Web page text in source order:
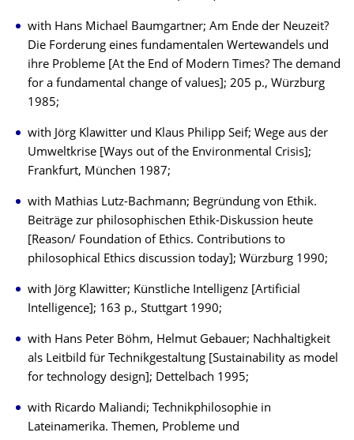
with Hans Michael Baumgartner; Am Ende der Neuzeit?
Die Forderung eines fundamentalen Wertewandels und
ihre Probleme [At the End of Modern Times? The demand
for a fundamental change of values]; 205 p., Würzburg
1985;
with Jörg Klawitter und Klaus Philipp Seif; Wege aus der
Umweltkrise [Ways out of the Environmental Crisis];
Frankfurt, München 1987;
with Mathias Lutz-Bachmann; Begründung von Ethik.
Beiträge zur philosophischen Ethik-Diskussion heute
[Reason/ Foundation of Ethics. Contributions to
philosophical Ethics discussion today]; Würzburg 1990;
with Jörg Klawitter; Künstliche Intelligenz [Artificial
Intelligence]; 163 p., Stuttgart 1990;
with Hans Peter Böhm, Helmut Gebauer; Nachhaltigkeit
als Leitbild für Technikgestaltung [Sustainability as model
for technology design]; Dettelbach 1995;
with Ricardo Maliandi; Technikphilosophie in
Lateinamerika. Themen, Probleme und